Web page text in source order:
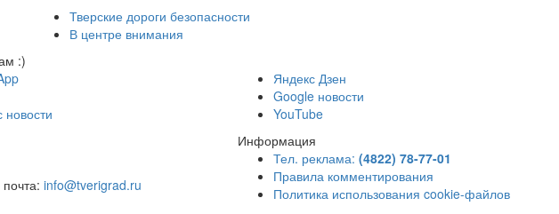
Тверские дороги безопасности
В центре внимания
:)
новости
Яндекс Дзен
Google новости
YouTube
почта: info@tverigrad.ru
Информация
Тел. реклама: (4822) 78-77-01
Правила комментирования
Политика использования cookie-файлов